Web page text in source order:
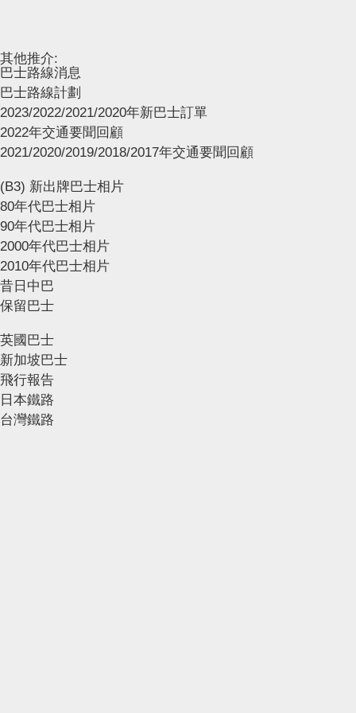
其他推介:
巴士路線消息
巴士路線計劃
2023/2022/2021/2020年新巴士訂單
2022年交通要聞回顧
2021/2020/2019/2018/2017年交通要聞回顧
(B3) 新出牌巴士相片
80年代巴士相片
90年代巴士相片
2000年代巴士相片
2010年代巴士相片
昔日中巴
保留巴士
英國巴士
新加坡巴士
飛行報告
日本鐵路
台灣鐵路